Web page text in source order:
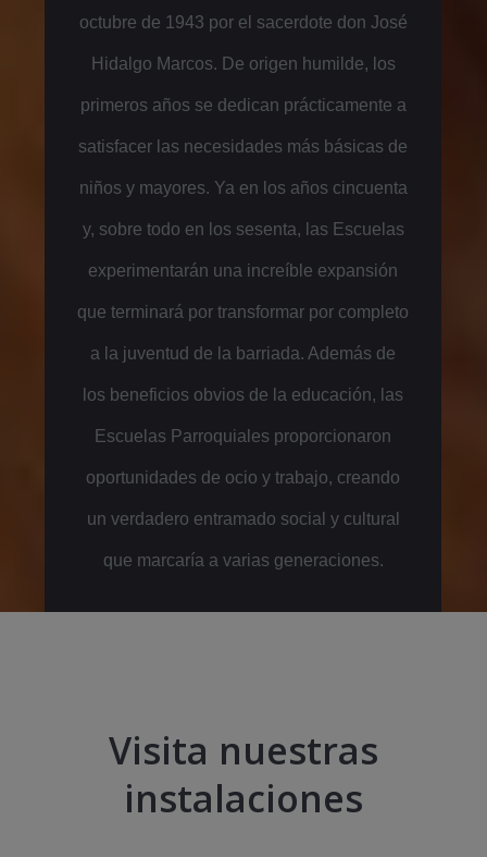
octubre de 1943 por el sacerdote don José
Hidalgo Marcos. De origen humilde, los
primeros años se dedican prácticamente a
satisfacer las necesidades más básicas de
niños y mayores. Ya en los años cincuenta
y, sobre todo en los sesenta, las Escuelas
experimentarán una increíble expansión
que terminará por transformar por completo
a la juventud de la barriada. Además de
los beneficios obvios de la educación, las
Escuelas Parroquiales proporcionaron
oportunidades de ocio y trabajo, creando
un verdadero entramado social y cultural
que marcaría a varias generaciones.
Visita nuestras
instalaciones